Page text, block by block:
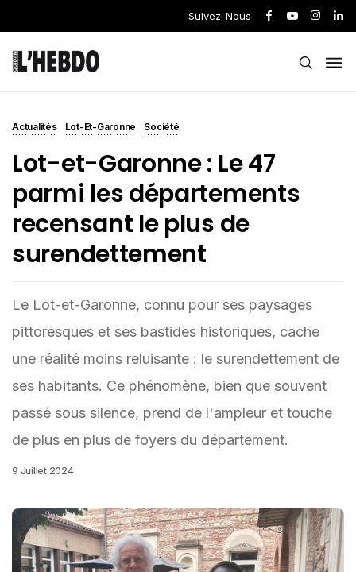
Suivez-Nous
Actualités Lot-Et-Garonne Société
Lot-et-Garonne : Le 47
parmi les départements
recensant le plus de
surendettement
Le Lot-et-Garonne, connu pour ses paysages
pittoresques et ses bastides historiques, cache
une réalité moins reluisante : le surendettement de
ses habitants. Ce phénomène, bien que souvent
passé sous silence, prend de l'ampleur et touche
de plus en plus de foyers du département.
9 Juillet 2024